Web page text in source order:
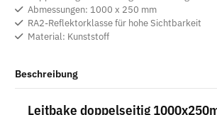
Abmessungen: 1000 x 250 mm
RA2-Reflektorklasse für hohe Sichtbarkeit
Material: Kunststoff
Beschreibung
Leitbake doppelseitig